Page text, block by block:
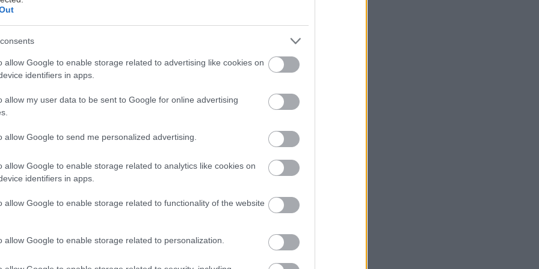
allow Google to enable storage related to advertising like cookies on
identifiers in apps.
allow my user data to be sent to Google for online advertising
allow Google to send me personalized advertising.
allow Google to enable storage related to analytics like cookies on
identifiers in apps.
allow Google to enable storage related to functionality of the website
allow Google to enable storage related to personalization.
σουπιές με σπανάκι, ρεβίθια, φακές. Εντάξει, ωραία και
αλλά αν θες να νηστέψεις λίγο πιο νόστιμα και να μην τρως
φαγητό νοσοκομείου, τότε να ξέρεις πως μπορείς.
πιο μοντέρνες συνταγές που θα σε ενθουσιάσουν.
του μπακάλη με ταχίνι, φιστίκια, μέλι και ροδόνερο
καλά ανακατεμένο με το λάδι του, 300 γρ. μέλι της αρεσκείας
Αιγίνης, ελαφρώς καβουρδισμένα + 1 κ.σ. θρυμματισμένα, για
2 κ.σ. βρώσιμα αποξηραμένα πέταλα τριαντάφυλλου, για γαρνίρισμα
βρίσκουμε σε μπαχαράδικα), 1/2 κ.γλ. ροδόνερο
τον πάτο και τα πλάγια μιας μακρόστενης φόρμας για κέικ